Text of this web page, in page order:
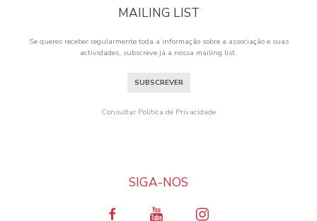
MAILING LIST
Se queres receber regularmente toda a informação sobre a associação e suas
actividades, subscreve já a nossa mailing list.
SUBSCREVER
Consultar Política de Privacidade
SIGA-NOS